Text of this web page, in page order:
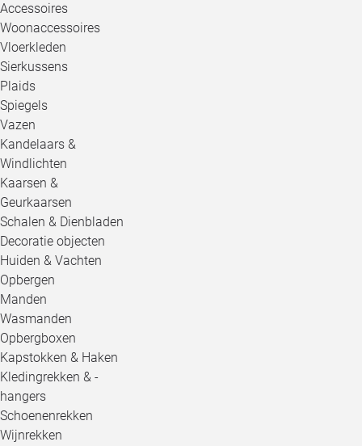
Accessoires
Woonaccessoires
Vloerkleden
Sierkussens
Plaids
Spiegels
Vazen
Kandelaars &
Windlichten
Kaarsen &
Geurkaarsen
Schalen & Dienbladen
Decoratie objecten
Huiden & Vachten
Opbergen
Manden
Wasmanden
Opbergboxen
Kapstokken & Haken
Kledingrekken & -
hangers
Schoenenrekken
Wijnrekken